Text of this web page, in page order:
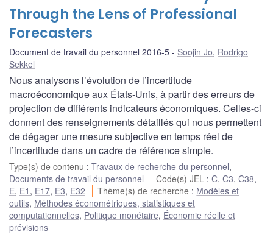
Through the Lens of Professional
Forecasters
Document de travail du personnel 2016-5 Soojin Jo, Rodrigo
Sekkel
Nous analysons l’évolution de l’incertitude
macroéconomique aux États-Unis, à partir des erreurs de
projection de différents indicateurs économiques. Celles-ci
donnent des renseignements détaillés qui nous permettent
de dégager une mesure subjective en temps réel de
l’incertitude dans un cadre de référence simple.
Type(s) de contenu : Travaux de recherche du personnel,
Documents de travail du personnel
Code(s) JEL :C,C3,C38,
E, E1 , E17, E3, E32 Thème(s) de recherche : Modèles et
outils, Méthodes économétriques, statistiques et
computationnelles, Politique monétaire, Économie réelle et
prévisions